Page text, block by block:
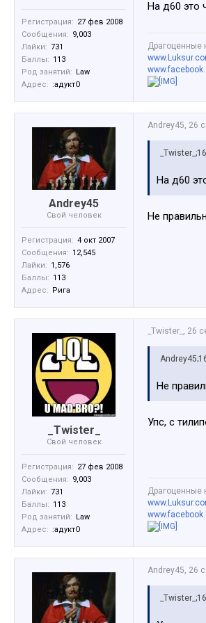
Регистрация: 27 фев 2008
Сообщения: 9,003
Лайки: 731
Баллы: 113
Род занятий: Law
Адрес: :адуктО
На д60 это
Драгоценные
Andrey45
Свой человек
Регистрация: 4 окт 2007
Сообщения: 12,545
Лайки: 1,576
Баллы: 113
Адрес: Рига
Andrey45, 26
На д60
Не
_Twister_
Свой человек
Регистрация: 27 фев 2008
Сообщения: 9,003
Лайки: 731
Баллы: 113
Род занятий: Law
Адрес: :адуктО
_Twister_ , 26
Не
Упс, с
Драгоценные
Andrey45, 26